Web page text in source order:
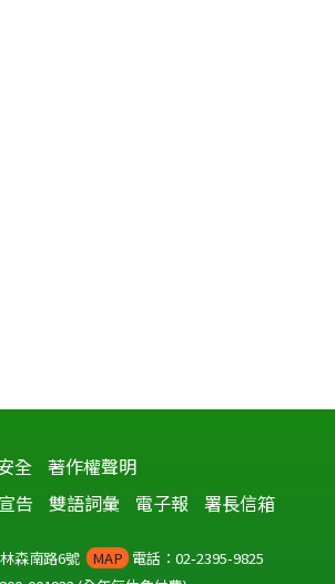
全 著作權聲明
告
雙語詞彙 電子報 署長信箱
森南路6號 MAP 電話：02-2395-9825